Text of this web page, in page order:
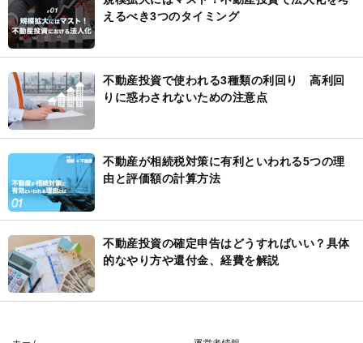
えるべき3つのタイミング
不動産投資で使われる3種類の利回り 高利回
りに惑わされないための注意点
不動産が相続税対策に有利といわれる5つの理
由と評価額の計算方法
不動産投資の確定申告はどうすればいい？具体
的なやり方や還付金、経費を解説